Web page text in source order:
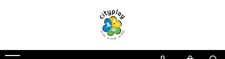
ECHIPAMENTE DE JOACA
Oferte echipamente de joaca Scoli
Loc de joaca - Gama Premium